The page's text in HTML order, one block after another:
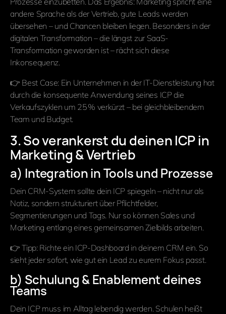
andere Sprache als der Vertrieb, gute Leads werden
übersehen – und Chancen bleiben liegen. Besonders in der
digitalen Transformation – die längst zur SaaS-
Transformation geworden ist – rächt sich diese
Inkonsequenz.
👉 Best Case: Ein Unternehmen in der IT-Dienstleistung hat
durch die konsequente Anwendung seines ICP die
Verkaufszyklen um 25 % verkürzt – bei gleichbleibendem
Team und Budget.
3. So verankerst du deinen ICP in
Marketing & Vertrieb
a) Integration in Tools und Prozesse
Dein CRM-System sollte dein ICP spiegeln – nicht nur als
Notiz, sondern strukturiert über Pflichtfelder,
Segmentierungen und Tags. Nur so können Sales und
Marketing entlang eines gemeinsamen Zielbilds arbeiten.
👉 Tipp: Richte ein ICP-Dashboard in deinem CRM ein. So
sieht jeder sofort, wie gut ein Lead zu eurem Fokus passt.
b) Schulung & Enablement deines
Teams
Dein ICP muss im Alltag lebendig werden. Schulen heißt